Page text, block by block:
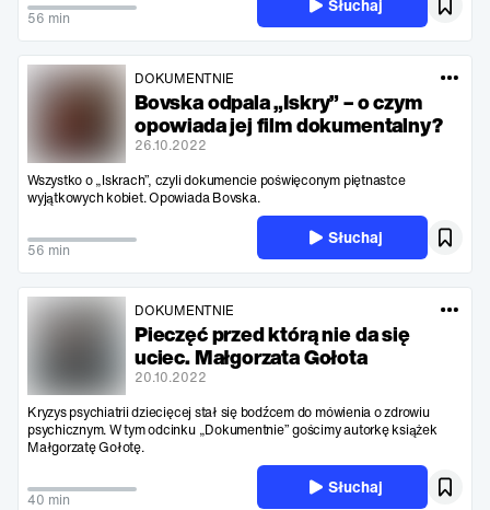
56 min
Słuchaj
DOKUMENTNIE
Bovska odpala „Iskry” – o czym
opowiada jej film dokumentalny?
26.10.2022
Wszystko o „Iskrach”, czyli dokumencie poświęconym piętnastce
wyjątkowych kobiet. Opowiada Bovska.
56 min
Słuchaj
DOKUMENTNIE
Pieczęć przed którą nie da się
uciec. Małgorzata Gołota
20.10.2022
Kryzys psychiatrii dziecięcej stał się bodźcem do mówienia o zdrowiu
psychicznym. W tym odcinku „Dokumentnie” gościmy autorkę książek
Małgorzatę Gołotę.
40 min
Słuchaj